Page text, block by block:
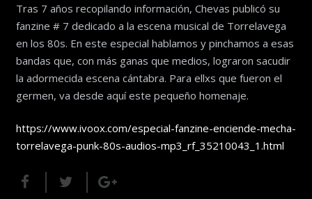
Tras 7 años recopilando información, Chevas publicó su
fanzine # 7 dedicado a la escena musical de Torrelavega
en los 80s. En este especial hablamos y pinchamos a esas
bandas que, con más ganas que medios, lograron sacudir
la adormecida escena cántabra. Para ellxs que fueron el
germen, va desde aquí este pequeño homenaje.
https://www.ivoox.com/especial-fanzine-enciende-mecha-
torrelavega-punk-80s-audios-mp3_rf_35210043_1.html